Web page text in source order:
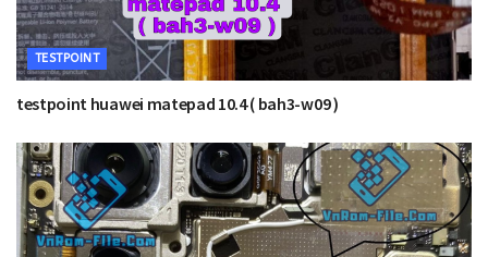
TESTPOINT
testpoint huawei matepad 10.4 ( bah3-w09 )